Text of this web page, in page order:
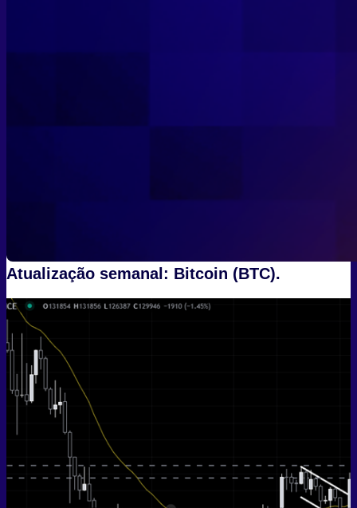
Atualização semanal: Bitcoin (BTC).